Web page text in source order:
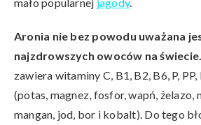
Aronia nie bez powodu uważana
najzdrowszych owoców na świecie.
zawiera witaminy C, B1, B2, B6, P, PP,
(potas, magnez, fosfor, wapń, żelazo,
mangan, jod, bor i kobalt). Do tego